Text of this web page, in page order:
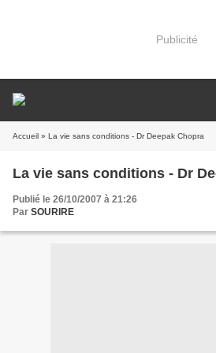
Publicité
Accueil » La vie sans conditions - Dr Deepak Chopra
La vie sans conditions - Dr
Publié le 26/10/2007 à 21:26
Par SOURIRE